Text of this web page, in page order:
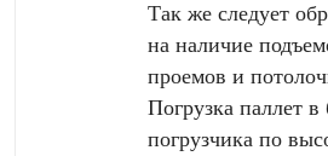
Так же следует
на наличие
проемов и
Погрузка паллет
погрузчика по